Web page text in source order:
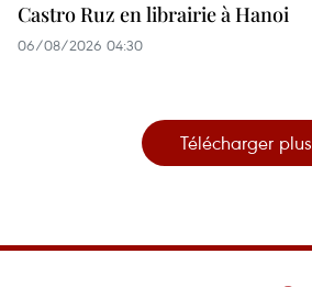
Castro Ruz en librairie à Hanoi
06/08/2026 04:30
Télécharger plus